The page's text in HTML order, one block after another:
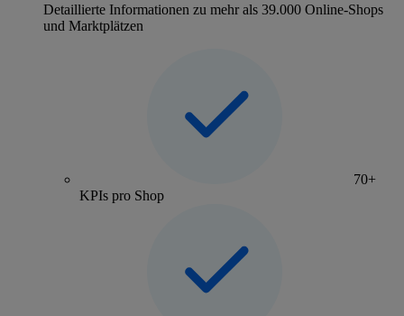
Detaillierte Informationen zu mehr als 39.000 Online-Shops
und Marktplätzen
70+
KPIs pro Shop